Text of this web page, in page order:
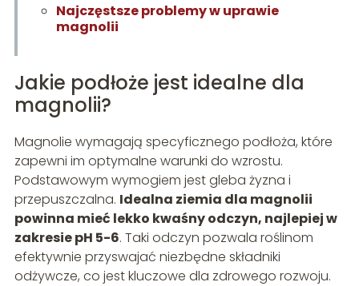
Najczęstsze problemy w uprawie
magnolii
Jakie podłoże jest idealne dla
magnolii?
Magnolie wymagają specyficznego podłoża, które
zapewni im optymalne warunki do wzrostu.
Podstawowym wymogiem jest gleba żyzna i
przepuszczalna. Idealna ziemia dla magnolii
powinna mieć lekko kwaśny odczyn, najlepiej w
zakresie pH 5-6. Taki odczyn pozwala roślinom
efektywnie przyswajać niezbędne składniki
odżywcze, co jest kluczowe dla zdrowego rozwoju.